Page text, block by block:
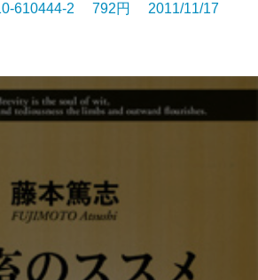
610444-2 792円 2011/11/17